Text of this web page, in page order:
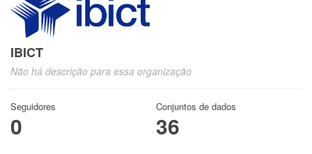
IBICT
Não há descrição para essa organização
Seguidores
0
Conjuntos de dados
36